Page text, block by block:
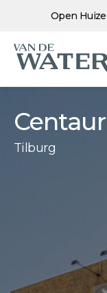
Open
Tilburg